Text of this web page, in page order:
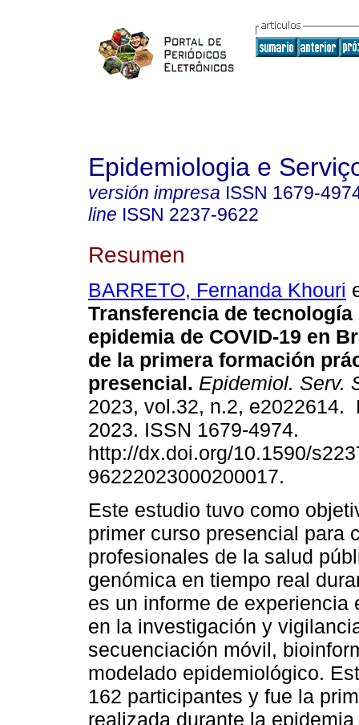
Epidemiologia e
versión impresa ISSN 1679-
line ISSN 2237-9622
Resumen
BARRETO, Fernanda Khouri
Transferencia de tecnología
epidemia de COVID-19 en
de la primera formación
presencial. Epidemiol. Serv.
2023, vol.32, n.2, e2022614.
2023. ISSN 1679-4974.
http://dx.doi.org/10.1590/
96222023000200017.
Este estudio tuvo como
primer curso presencial para
profesionales de la salud
genómica en tiempo real
es un informe de experiencia
en la investigación y
secuenciación móvil,
modelado epidemiológico.
162 participantes y fue la
realizada durante la